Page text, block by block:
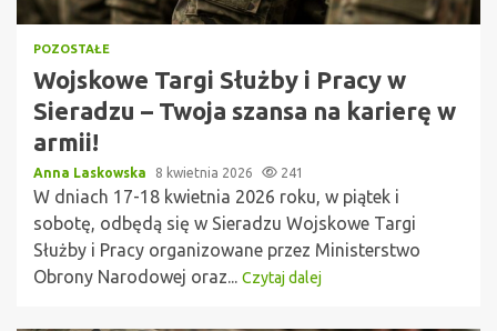
POZOSTAŁE
Wojskowe Targi Służby i Pracy w
Sieradzu – Twoja szansa na karierę w
armii!
Anna Laskowska 8 kwietnia 2026 241
W dniach 17-18 kwietnia 2026 roku, w piątek i
sobotę, odbędą się w Sieradzu Wojskowe Targi
Służby i Pracy organizowane przez Ministerstwo
Obrony Narodowej oraz... Czytaj dalej